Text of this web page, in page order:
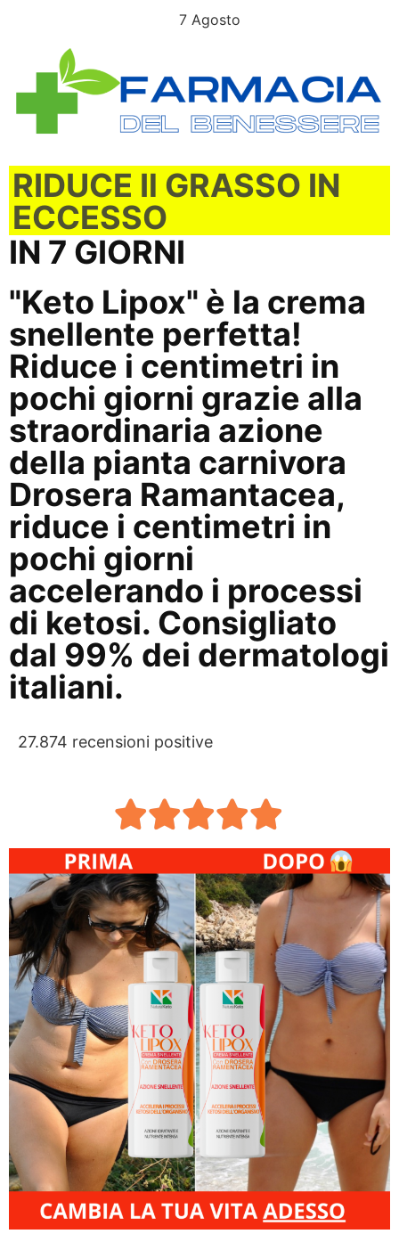
7 Agosto
RIDUCE Il GRASSO IN
ECCESSO
IN 7 GIORNI
"Keto Lipox" è la crema
snellente perfetta!
Riduce i centimetri in
pochi giorni grazie alla
straordinaria azione
della pianta carnivora
Drosera Ramantacea,
riduce i centimetri in
pochi giorni
accelerando i processi
di ketosi. Consigliato
dal 99% dei dermatologi
italiani.
27.874 recensioni positive